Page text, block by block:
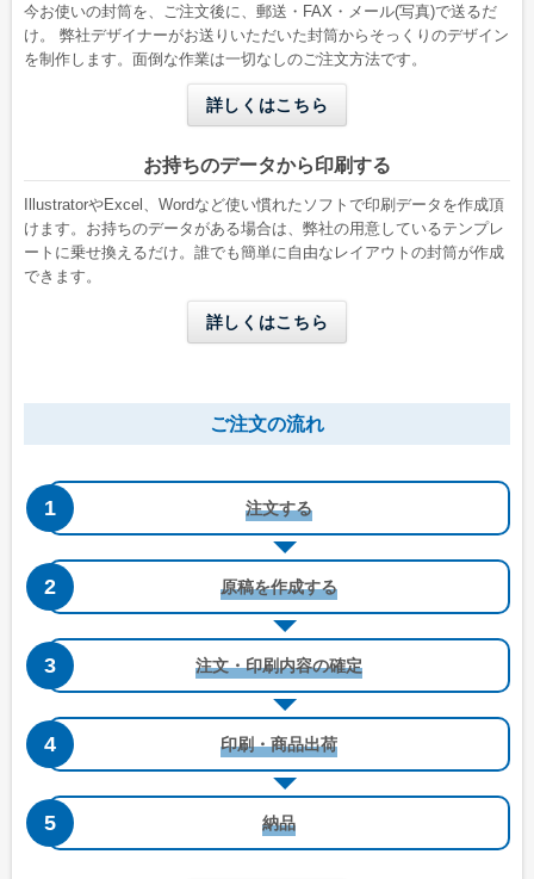
洋形2号タテ
W105 x H235 mm
A4三つ折りが入る
W95 x H217 mm
A4四つ折りが入る
今お使いの封筒を、ご注文後に、郵送・FAX・メール(写真)で送るだ
け。 弊社デザイナーがお送りいただいた封筒からそっくりのデザイン
を制作します。面倒な作業は一切なしのご注文方法です。
詳しくはこちら
お持ちのデータから印刷する
IllustratorやExcel、Wordなど使い慣れたソフトで印刷データを作成頂
けます。お持ちのデータがある場合は、弊社の用意しているテンプレ
ートに乗せ換えるだけ。誰でも簡単に自由なレイアウトの封筒が作成
できます。
詳しくはこちら
ご注文の流れ
注文する
原稿を作成する
注文・印刷内容の確定
印刷・商品出荷
納品